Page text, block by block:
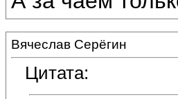
Вячеслав Серёгин
Цитата: